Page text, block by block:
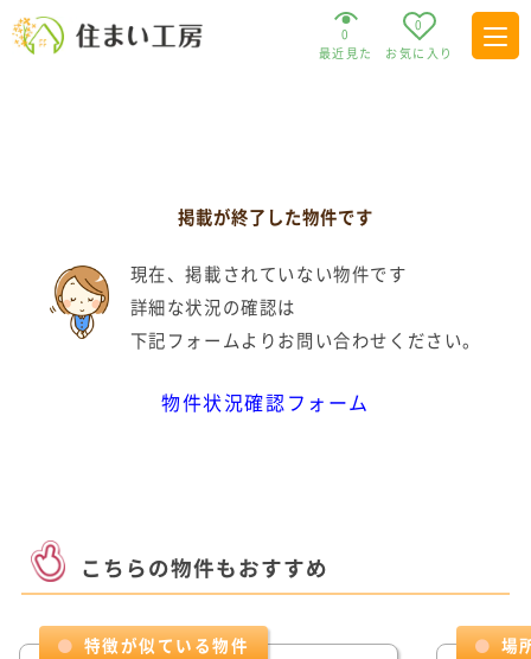
0
最近見た
0
お気に入り
掲載が終了した物件です
現在、掲載されていない物件です
詳細な状況の確認は
下記フォームよりお問い合わせください。
物件状況確認フォーム
こちらの物件もおすすめ
特徴が似ている物件 場